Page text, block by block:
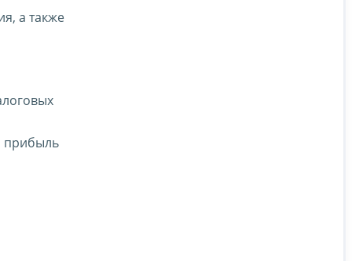
а также
прибыль